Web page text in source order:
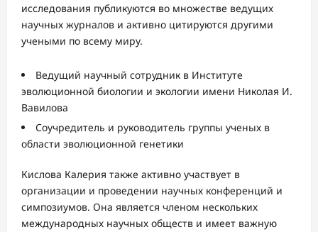
исследования публикуются во множестве ведущих
научных журналов и активно цитируются другими
учеными по всему миру.
Ведущий научный сотрудник в Институте
эволюционной биологии и экологии имени Николая И.
Вавилова
Соучредитель и руководитель группы ученых в
области эволюционной генетики
Кислова Калерия также активно участвует в
организации и проведении научных конференций и
симпозиумов. Она является членом нескольких
международных научных обществ и имеет важную